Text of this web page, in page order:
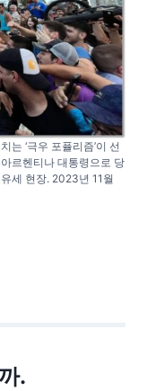
는 ‘극우 포퓰리즘’이 선
르헨티나 대통령으로 당
세 현장. 2023년 11월
.